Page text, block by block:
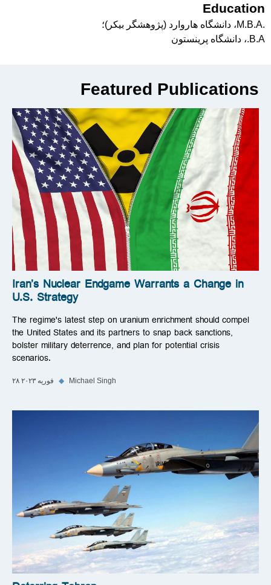
Education
.
M.B.A، دانشگاه هاروارد (پژوهشگر بیکر)؛
B.A. ، دانشگاه پرینستون
Featured Publications
Iran’s Nuclear Endgame Warrants a Change in
U.S. Strategy
The regime's latest step on uranium enrichment should compel
the United States and its partners to snap back sanctions,
bolster military deterrence, and plan for potential crisis
scenarios.
۲۸ فوریه ۲۰۲۳ ◆ Michael Singh